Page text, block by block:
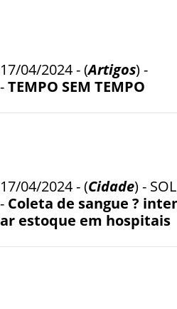
17/04/2024 - (Artigos) -
-TEMPO SEM TEMPO
17/04/2024 - (Cidade) -
- Coleta de sangue ?
ar estoque em hospitais